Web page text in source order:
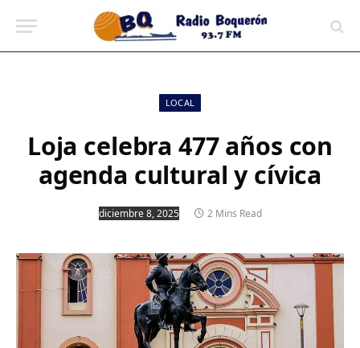
LOCAL
Loja celebra 477 años con
agenda cultural y cívica
diciembre 8, 2025 2 Mins Read